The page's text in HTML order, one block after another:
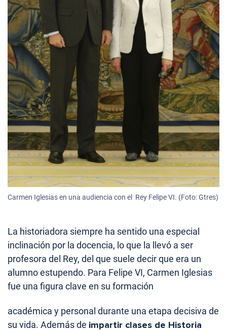
Carmen Iglesias en una audiencia con el Rey Felipe VI. (Foto: Gtres)
La historiadora siempre ha sentido una especial
inclinación por la docencia, lo que la llevó a ser
profesora del Rey, del que suele decir que era un
alumno estupendo. Para Felipe VI, Carmen Iglesias
fue una figura clave en su formación
académica y personal durante una etapa decisiva de
su vida. Además de impartir clases de Historia